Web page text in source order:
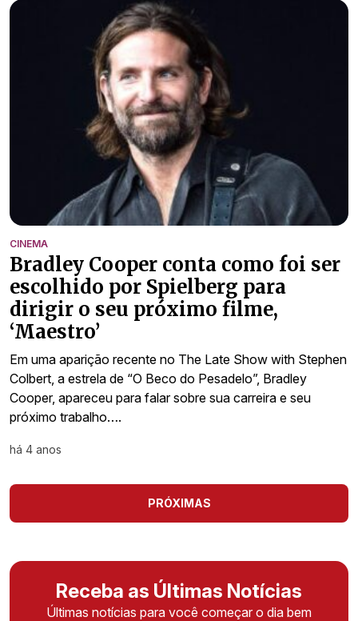
CINEMA
Bradley Cooper conta como foi ser
escolhido por Spielberg para
dirigir o seu próximo filme,
‘Maestro’
Em uma aparição recente no The Late Show with Stephen
Colbert, a estrela de “O Beco do Pesadelo”, Bradley
Cooper, apareceu para falar sobre sua carreira e seu
próximo trabalho….
há 4 anos
PRÓXIMAS
Receba as Últimas Notícias
Últimas notícias para você começar o dia bem